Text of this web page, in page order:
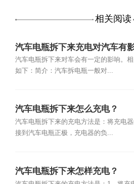
相关阅读
汽车电瓶拆下来充电对汽车有
吗？
汽车电瓶拆下来对车会有一定的影响。
如下：简介：汽车拆电瓶一般对...
汽车电瓶拆下来怎么充电？
汽车电瓶拆下来的充电方法是：将充电
接到汽车电瓶正极，充电器的负...
汽车电瓶拆下来怎样充电？